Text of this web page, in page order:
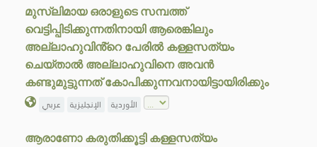
മുസ്‌ലിമായ ഒരാളുടെ സമ്പത്ത്
വെട്ടിപ്പിടിക്കുന്നതിനായി ആരെങ്കിലും
അല്ലാഹുവിൻ്റെ പേരിൽ കള്ളസത്യം
ചെയ്താൽ അല്ലാഹുവിനെ അവൻ
കണ്ടുമുട്ടുന്നത് കോപിക്കുന്നവനായിട്ടായിരിക്കും
عربي الإنجليزية الأوردية
ആരാണോ കരുതിക്കൂട്ടി കള്ളസത്യം